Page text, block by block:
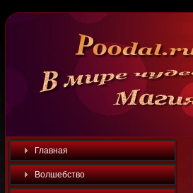
Главная
Волшебство